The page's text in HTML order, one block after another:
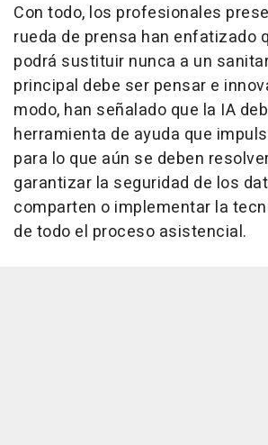
Con todo, los profesionales
rueda de prensa han enfatizado
podrá sustituir nunca a un
principal debe ser pensar e
modo, han señalado que la IA
herramienta de ayuda que
para lo que aún se deben
garantizar la seguridad de los
comparten o implementar la
de todo el proceso asistencial.